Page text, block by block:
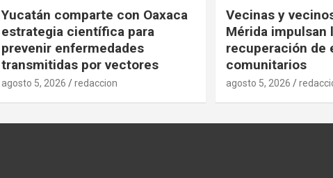
Yucatán comparte con Oaxaca
estrategia científica para
prevenir enfermedades
transmitidas por vectores
agosto 5, 2026 redaccion
Vecinas y
Mérida impulsan
recuperación de
comunitarios
agosto 5, 2026